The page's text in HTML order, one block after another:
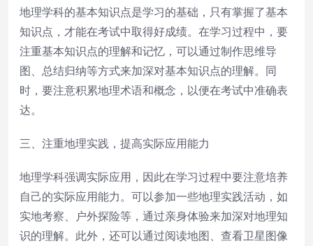
地理学科的基本知识点是学习的基础，只有掌握了基本
知识点，才能在考试中取得好成绩。在学习过程中，要
注重基本知识点的理解和记忆，可以通过制作思维导
图、总结归纳等方式来加深对基本知识点的理解。同
时，要注意积累地理术语和概念，以便在考试中准确表
达。
三、注重地理实践，提高实际应用能力
地理学科强调实际应用，因此在学习过程中要注意培养
自己的实际应用能力。可以参加一些地理实践活动，如
实地考察、户外探险等，通过亲身体验来加深对地理知
识的理解。此外，还可以通过阅读地图、查看卫星图像